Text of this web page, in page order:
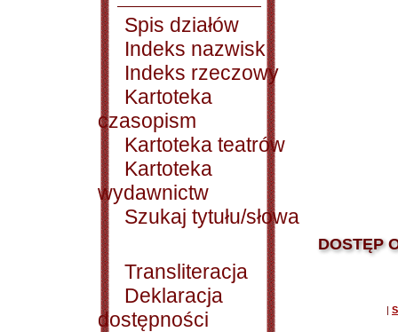
Spis działów
Indeks nazwisk
Indeks rzeczowy
Kartoteka
czasopism
Kartoteka teatrów
Kartoteka
wydawnictw
Szukaj tytułu/słowa
Transliteracja
Deklaracja
dostępności
DOSTĘP
|